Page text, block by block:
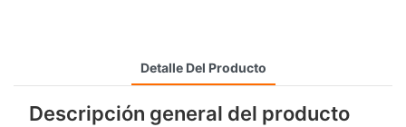
Detalle Del Producto
Descripción general del producto